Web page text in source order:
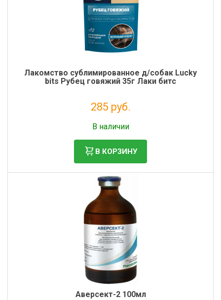
Лакомство сублимированное д/собак Lucky
bits Рубец говяжий 35г Лаки битс
285 руб.
В наличии
В КОРЗИНУ
Аверсект-2 100мл